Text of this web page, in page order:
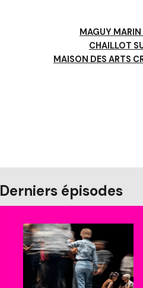
MAGUY MARIN
CHAILLOT
MAISON DES ARTS
Derniers épisodes